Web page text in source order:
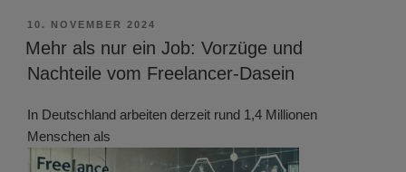
VERÖFFENTLICHT
AM
10. NOVEMBER 2024
Mehr als nur ein Job: Vorzüge und
Nachteile vom Freelancer-Dasein
In Deutschland arbeiten derzeit rund 1,4 Millionen
Menschen als